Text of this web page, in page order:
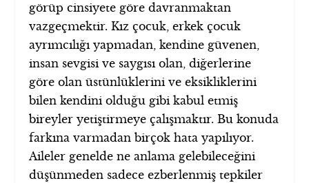
görüp cinsiyete göre davranmaktan
vazgeçmektir. Kız çocuk, erkek çocuk
ayrımcılığı yapmadan, kendine güvenen,
insan sevgisi ve saygısı olan, diğerlerine
göre olan üstünlüklerini ve eksikliklerini
bilen kendini olduğu gibi kabul etmiş
bireyler yetiştirmeye çalışmaktır. Bu konuda
farkına varmadan birçok hata yapılıyor.
Aileler genelde ne anlama gelebileceğini
düşünmeden sadece ezberlenmiş tepkiler